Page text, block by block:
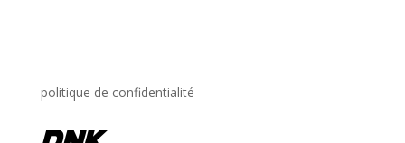
politique de confidentialité